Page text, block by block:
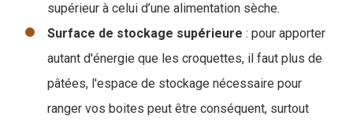
supérieur à celui d’une alimentation sèche.
Surface de stockage supérieure : pour apporter
autant d'énergie que les croquettes, il faut plus de
pâtées, l'espace de stockage nécessaire pour
ranger vos boites peut être conséquent, surtout